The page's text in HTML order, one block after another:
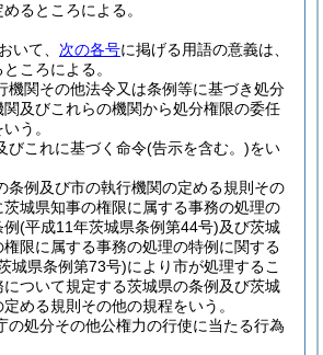
るところによる。
いて、 次の各号に掲げる用語の意義は、
ころによる。
関その他法令又は条例等に基づき処分
及びこれらの機関から処分権限の委任
う。
これに基づく命令(告示を含む。)をい
例及び市の執行機関の定める規則その
城県知事の権限に属する事務の処理の
(平成11年茨城県条例第44号)及び茨城
限に属する事務の処理の特例に関する
城県条例第73号)により市が処理するこ
について規定する茨城県の条例及び茨城
める規則その他の規程をいう。
処分その他公権力の行使に当たる行為